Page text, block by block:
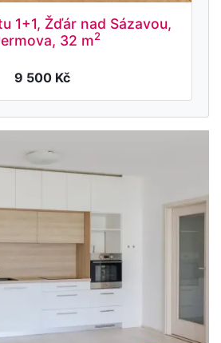
1+1, Žďár nad Sázavou,
32 m2
9 500 Kč